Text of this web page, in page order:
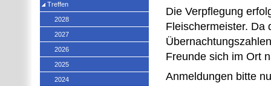
Die Verpflegung
Fleischermeister. Da
Freunde sich im Ort
Anmeldungen bitte
Treffen
2028
2027
2026
2025
2024